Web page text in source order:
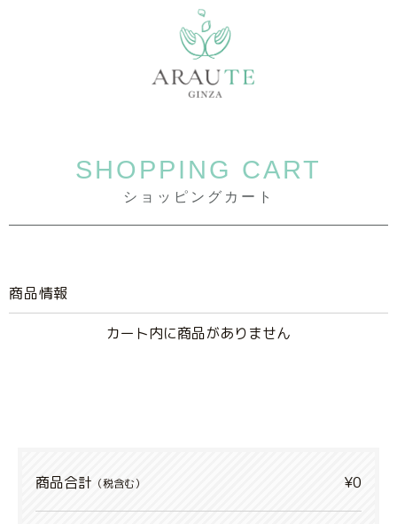
SHOPPING CART
ショッピングカート
商品情報
カート内に商品がありません
商品合計 （税含む） ¥0